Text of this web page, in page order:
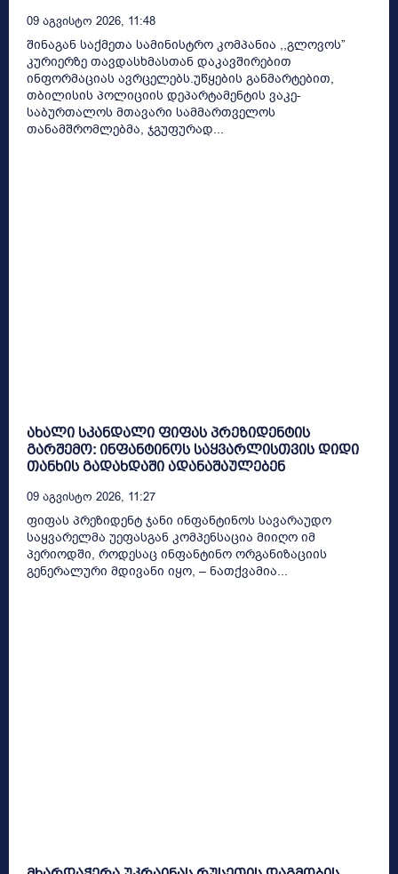
09 Აგვისტო 2026, 11:48
შინაგან საქმეთა სამინისტრო კომპანია ,,გლოვოს”
კურიერზე თავდასხმასთან დაკავშირებით
ინფორმაციას ავრცელებს.უწყების განმარტებით,
თბილისის პოლიციის დეპარტამენტის ვაკე-
საბურთალოს მთავარი სამმართველოს
თანამშრომლებმა, ჯგუფურად...
ახალი სკანდალი ფიფას პრეზიდენტის
გარშემო: ინფანტინოს საყვარლისთვის დიდი
თანხის გადახდაში ადანაშაულებენ
09 Აგვისტო 2026, 11:27
ფიფას პრეზიდენტ ჯანი ინფანტინოს სავარაუდო
საყვარელმა უეფასგან კომპენსაცია მიიღო იმ
პერიოდში, როდესაც ინფანტინო ორგანიზაციის
გენერალური მდივანი იყო, – ნათქვამია...